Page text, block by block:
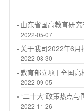
山东省国高教育研
2022-05-07
关于我司2022年6
2022-08-30
教育部立项 | 全国高
2022-09-05
“二十大”政策热点
2022-11-26